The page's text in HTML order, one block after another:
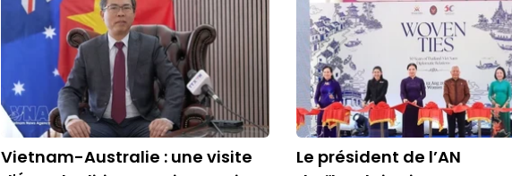
Vietnam-Australie : une visite
Le président de l’AN